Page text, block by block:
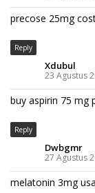
precose 25mg
Reply
Xdubul
23 Agustus
buy aspirin 75 mg
Reply
Dwbgmr
27 Agustus
melatonin 3mg usa